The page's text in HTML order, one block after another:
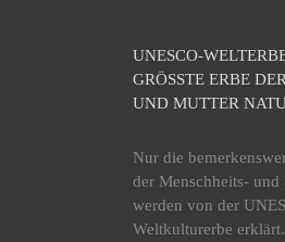
UNESCO-
GRÖSSTE ERBE
ND MUTTER
Nur die
der Menschheits- und
werden von der
Weltkulturerbe